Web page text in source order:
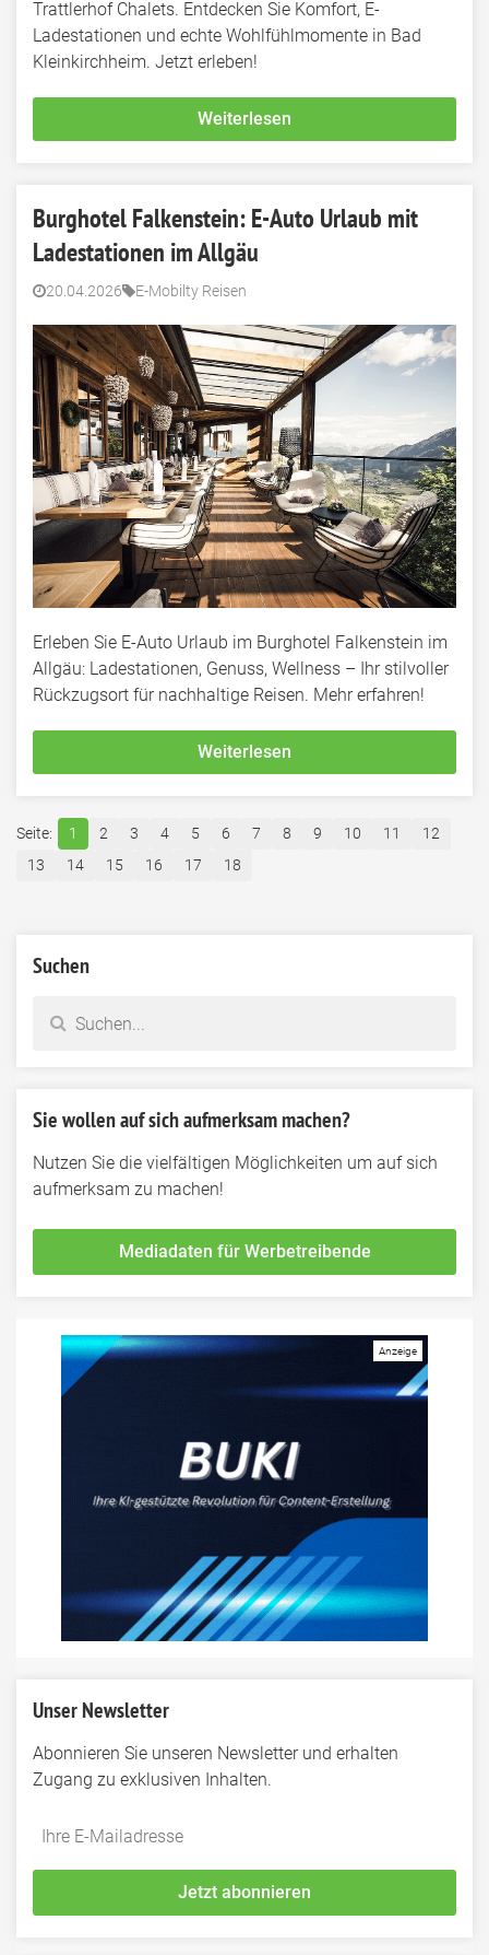
Trattlerhof Chalets. Entdecken Sie Komfort, E-
Ladestationen und echte Wohlfühlmomente in Bad
Kleinkirchheim. Jetzt erleben!
Weiterlesen
Burghotel Falkenstein: E-Auto Urlaub mit
Ladestationen im Allgäu
20.04.2026 E-Mobilty Reisen
Erleben Sie E-Auto Urlaub im Burghotel Falkenstein im
Allgäu: Ladestationen, Genuss, Wellness – Ihr stilvoller
Rückzugsort für nachhaltige Reisen. Mehr erfahren!
Weiterlesen
1 2 3 4 5 6 7 8 9 10 11
12
13
14 15 16 17 18
Suchen
Sie wollen auf sich aufmerksam machen?
Nutzen Sie die vielfältigen Möglichkeiten um auf sich
aufmerksam zu machen!
Mediadaten für Werbetreibende
Unser Newsletter
Abonnieren Sie unseren Newsletter und erhalten
Zugang zu exklusiven Inhalten.
Do
*Ihre
Jetzt abonnieren